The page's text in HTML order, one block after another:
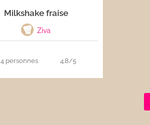
Boissons
Milkshake fraise
Ziva
4 personnes 4.8/5